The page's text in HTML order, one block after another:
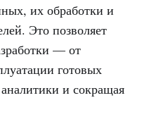
их обработки и
Это позволяет
— от
готовых
и сокращая